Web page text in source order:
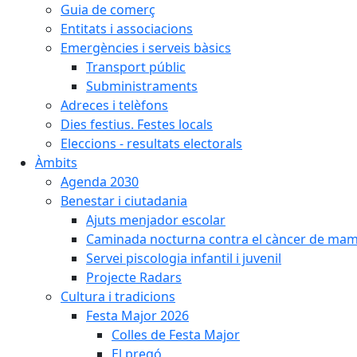
Guia de comerç
Entitats i associacions
Emergències i serveis bàsics
Transport públic
Subministraments
Adreces i telèfons
Dies festius. Festes locals
Eleccions - resultats electorals
Àmbits
Agenda 2030
Benestar i ciutadania
Ajuts menjador escolar
Caminada nocturna contra el càncer de
Servei piscologia infantil i juvenil
Projecte Radars
Cultura i tradicions
Festa Major 2026
Colles de Festa Major